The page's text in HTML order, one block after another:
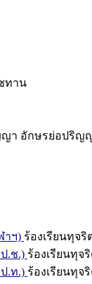
ทาน
า อักษรย่อปริญ
าฯ) ร้องเรียนทุจ
.ช.) ร้องเรียนทุจ
.ท.) ร้องเรียนทุจ